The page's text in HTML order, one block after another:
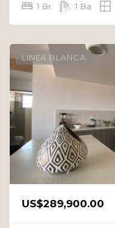
1 Br 1 Ba
LINEA BLANCA
US$289,900.00